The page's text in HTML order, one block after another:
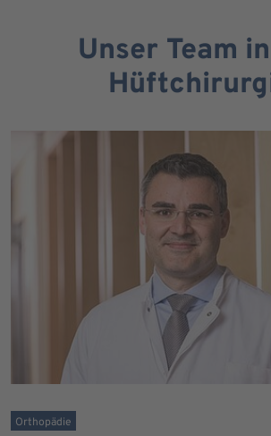
Unser Team
Orthopädie